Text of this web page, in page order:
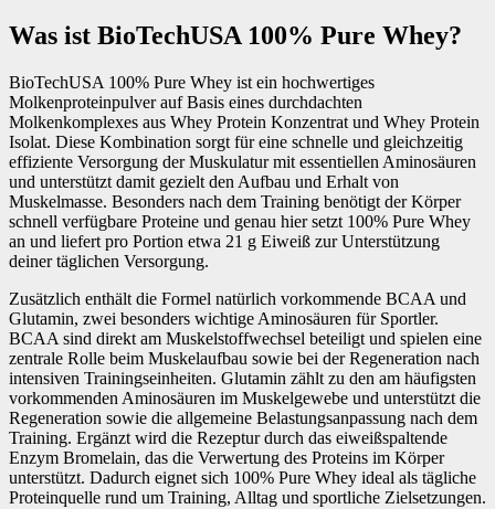
Was ist BioTechUSA 100% Pure Whey?
BioTechUSA 100% Pure Whey ist ein hochwertiges
Molkenproteinpulver auf Basis eines durchdachten
Molkenkomplexes aus Whey Protein Konzentrat und Whey Protein
Isolat. Diese Kombination sorgt für eine schnelle und gleichzeitig
effiziente Versorgung der Muskulatur mit essentiellen Aminosäuren
und unterstützt damit gezielt den Aufbau und Erhalt von
Muskelmasse. Besonders nach dem Training benötigt der Körper
schnell verfügbare Proteine und genau hier setzt 100% Pure Whey
an und liefert pro Portion etwa 21 g Eiweiß zur Unterstützung
deiner täglichen Versorgung.
Zusätzlich enthält die Formel natürlich vorkommende BCAA und
Glutamin, zwei besonders wichtige Aminosäuren für Sportler.
BCAA sind direkt am Muskelstoffwechsel beteiligt und spielen eine
zentrale Rolle beim Muskelaufbau sowie bei der Regeneration nach
intensiven Trainingseinheiten. Glutamin zählt zu den am häufigsten
vorkommenden Aminosäuren im Muskelgewebe und unterstützt die
Regeneration sowie die allgemeine Belastungsanpassung nach dem
Training. Ergänzt wird die Rezeptur durch das eiweißspaltende
Enzym Bromelain, das die Verwertung des Proteins im Körper
unterstützt. Dadurch eignet sich 100% Pure Whey ideal als tägliche
Proteinquelle rund um Training, Alltag und sportliche Zielsetzungen.